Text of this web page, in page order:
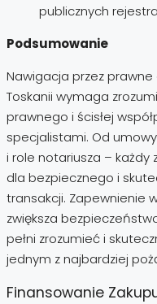
publicznych
Podsumowanie
Nawigacja przez
Toskanii wymaga
prawnego i ścisłej
specjalistami. Od
i role notariusza –
dla bezpiecznego i
transakcji. Zapewnienie
zwiększa
pełni zrozumieć i
jednym z najbardziej
Finansowanie